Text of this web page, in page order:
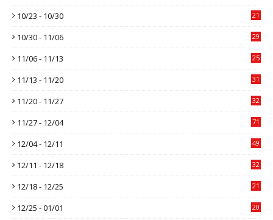
10/23 - 10/30 21
10/30 - 11/06 29
11/06 - 11/13 25
11/13 - 11/20 31
11/20 - 11/27 32
11/27 - 12/04 71
12/04 - 12/11 49
12/11 - 12/18 32
12/18 - 12/25 21
12/25 - 01/01 20